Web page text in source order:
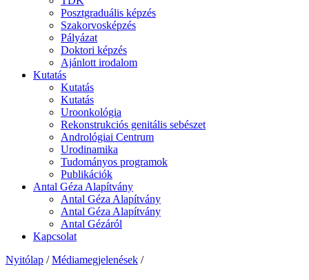
Posztgraduális képzés
Szakorvosképzés
Pályázat
Doktori képzés
Ajánlott irodalom
Kutatás
Kutatás
Kutatás
Uroonkológia
Rekonstrukciós genitális sebészet
Andrológiai Centrum
Urodinamika
Tudományos programok
Publikációk
Antal Géza Alapítvány
Antal Géza Alapítvány
Antal Géza Alapítvány
Antal Gézáról
Kapcsolat
Nyitólap / Médiamegjelenések /